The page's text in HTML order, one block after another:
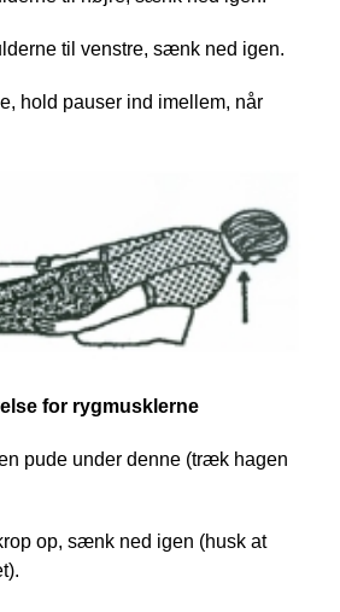
til venstre, sænk ned igen.
hold pauser ind imellem, når
for rygmusklerne
pude under denne (træk hagen
op, sænk ned igen (husk at